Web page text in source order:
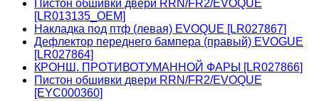
Пистон обшивки двери RRN/FR2/EVOQUE
[LR013135_OEM]
Накладка под птф (левая) EVOQUE [LR027867]
Дефлектор переднего бампера (правый) EVOGUE
[LR027864]
КРОНШ. ПРОТИВОТУМАННОЙ ФАРЫ [LR027866]
Пистон обшивки двери RRN/FR2/EVOQUE
[EYC000360]